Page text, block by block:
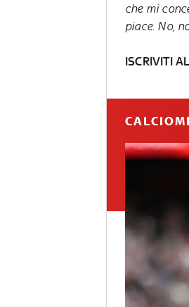
che mi
piace. No,
ISCRIVITI